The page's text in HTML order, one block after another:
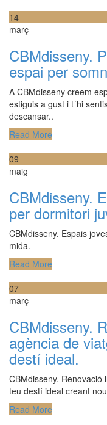
14
març
CBMdisseny.
espai per
A CBMdisseny creem
estiguis a gust i t´hi
descansar..
Read More
09
maig
CBMdisseny.
per dormitori
CBMdisseny. Espais
mida.
Read More
07
març
CBMdisseny.
agència de
destí ideal.
CBMdisseny. Renovació
teu destí ideal creant
Read More